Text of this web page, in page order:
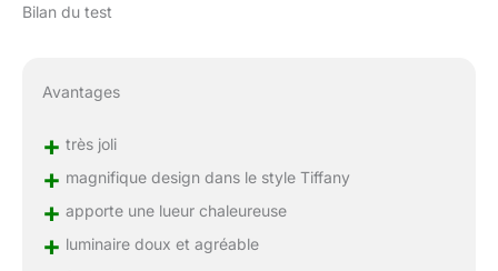
Bilan du test
Avantages
+ très joli
+ magnifique design dans le style Tiffany
+ apporte une lueur chaleureuse
+ luminaire doux et agréable